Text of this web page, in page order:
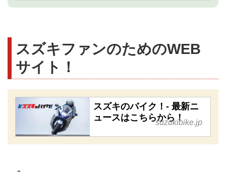
スズキファンのためのWEB
サイト！
スズキのバイク！- 最新ニ
ュースはこちらから！
suzukibike.jp